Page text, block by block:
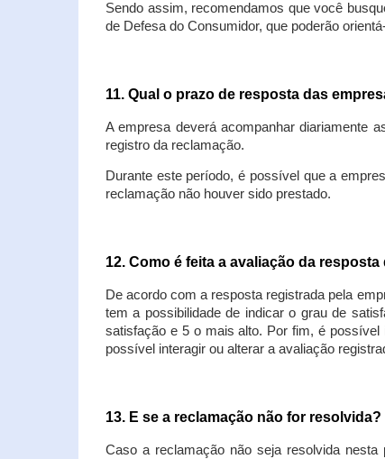
Sendo assim, recomendamos que você
de Defesa do Consumidor, que poderão
11. Qual o prazo de resposta das
A empresa deverá acompanhar diariamente
registro da reclamação.
Durante este período, é possível que a
reclamação não houver sido prestado.
12. Como é feita a avaliação da resposta
De acordo com a resposta registrada pela
tem a possibilidade de indicar o grau de
satisfação e 5 o mais alto. Por fim, é
possível interagir ou alterar a avaliação
13. E se a reclamação não for resolvida?
Caso a reclamação não seja resolvida nesta